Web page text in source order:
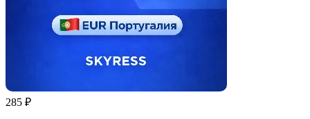
285 ₽